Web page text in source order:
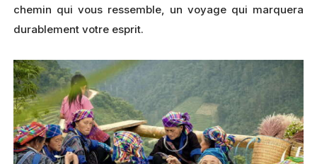
chemin qui vous ressemble, un voyage qui marquera
durablement votre esprit.